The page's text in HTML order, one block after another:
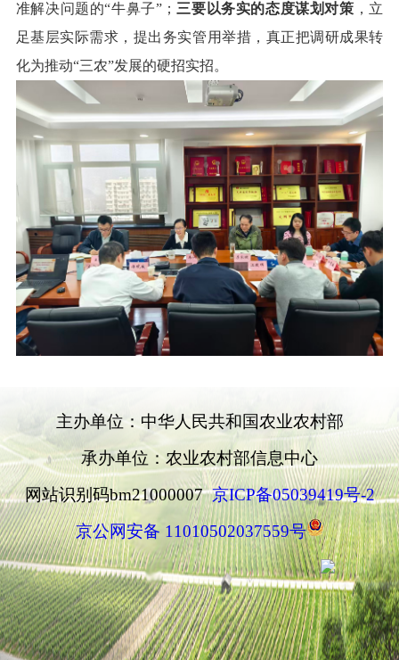
准解决问题的“牛鼻子”； 三要以务实的态度谋划对策 ，立
足基层实际需求，提出务实管用举措，真正把调研成果转
化为推动“三农”发展的硬招实招。
主办单位：中华人民共和国农业农村部
承办单位：农业农村部信息中心
网站识别码bm21000007京ICP备05039419号-2
京公网安备 11010502037559号